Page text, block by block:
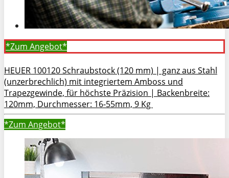
*Zum Angebot*
HEUER 100120 Schraubstock (120 mm) | ganz aus Stahl
(unzerbrechlich) mit integriertem Amboss und
Trapezgewinde, für höchste Präzision | Backenbreite:
120mm, Durchmesser: 16-55mm, 9 Kg
*Zum Angebot*